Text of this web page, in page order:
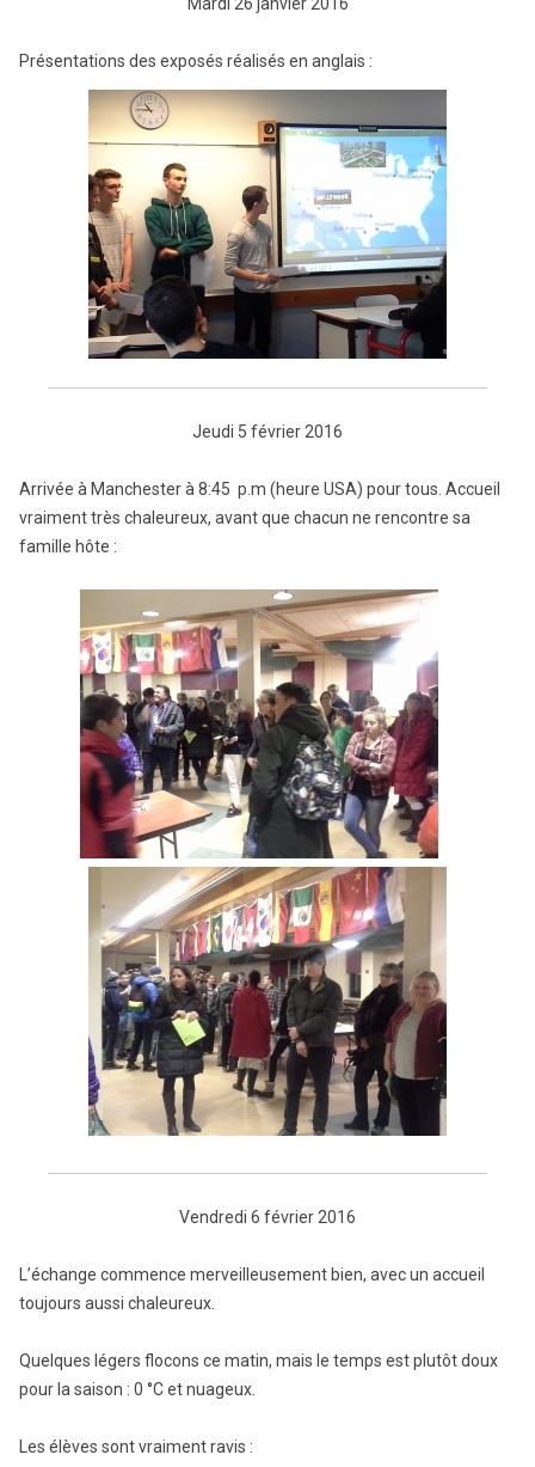
Présentations des exposés réalisés en anglais :
Jeudi 5 février 2016
Arrivée à Manchester à 8:45 p.m (heure USA) pour tous. Accueil
vraiment très chaleureux, avant que chacun ne rencontre sa
famille hôte :
Vendredi 6 février 2016
L’échange commence merveilleusement bien, avec un accueil
toujours aussi chaleureux.
Quelques légers flocons ce matin, mais le temps est plutôt doux
pour la saison : 0 °C et nuageux.
Les élèves sont vraiment ravis :